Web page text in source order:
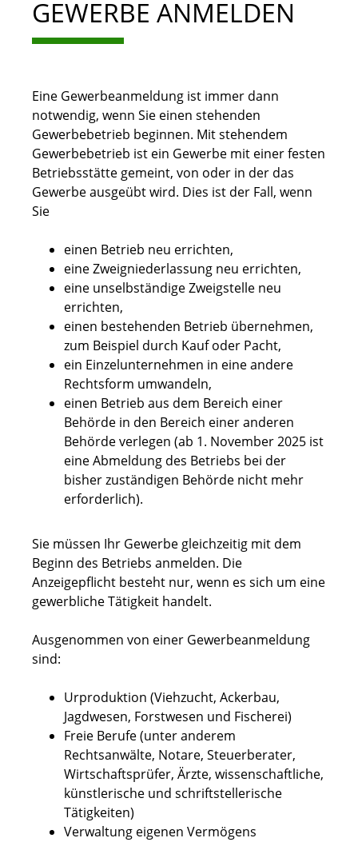
GEWERBE ANMELDEN
Eine Gewerbeanmeldung ist immer dann
notwendig, wenn Sie einen stehenden
Gewerbebetrieb beginnen. Mit stehendem
Gewerbebetrieb ist ein Gewerbe mit einer festen
Betriebsstätte gemeint, von oder in der das
Gewerbe ausgeübt wird. Dies ist der Fall, wenn
Sie
einen Betrieb neu errichten,
eine Zweigniederlassung neu errichten,
eine unselbständige Zweigstelle neu
errichten,
einen bestehenden Betrieb übernehmen,
zum Beispiel durch Kauf oder Pacht,
ein Einzelunternehmen in eine andere
Rechtsform umwandeln,
einen Betrieb aus dem Bereich einer
Behörde in den Bereich einer anderen
Behörde verlegen (ab 1. November 2025 ist
eine Abmeldung des Betriebs bei der
bisher zuständigen Behörde nicht mehr
erforderlich).
Sie müssen Ihr Gewerbe gleichzeitig mit dem
Beginn des Betriebs anmelden. Die
Anzeigepflicht besteht nur, wenn es sich um eine
gewerbliche Tätigkeit handelt.
Ausgenommen von einer Gewerbeanmeldung
sind:
Urproduktion (Viehzucht, Ackerbau,
Jagdwesen, Forstwesen und Fischerei)
Freie Berufe (unter anderem
Rechtsanwälte, Notare, Steuerberater,
Wirtschaftsprüfer, Ärzte, wissenschaftliche,
künstlerische und schriftstellerische
Tätigkeiten)
Verwaltung eigenen Vermögens